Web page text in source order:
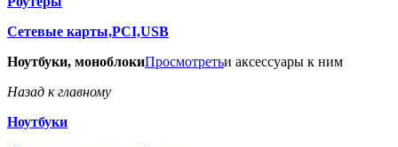
Сетевые карты,PCI,USB
Ноутбуки, моноблокиПросмотретьи аксессуары к ним
Назад к главному
Ноутбуки